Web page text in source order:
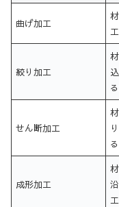
曲げ加工
工
絞り加工
せん断加工
成形加工
工